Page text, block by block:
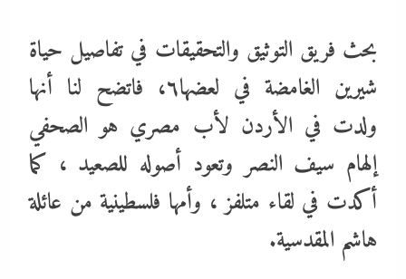
بحث فريق التوثيق والتحقيقات في تفاصيل حياة
شيرين الغامضة في لعضها٦، فاتضح لنا أنها
ولدت في الأردن لأب مصري هو الصحفي
إلهام سيف النصر وتعود أصوله للصعيد ، كما
أكدت في لقاء متلفز ، وأمها فلسطينية من عائلة
هاشم المقدسية.